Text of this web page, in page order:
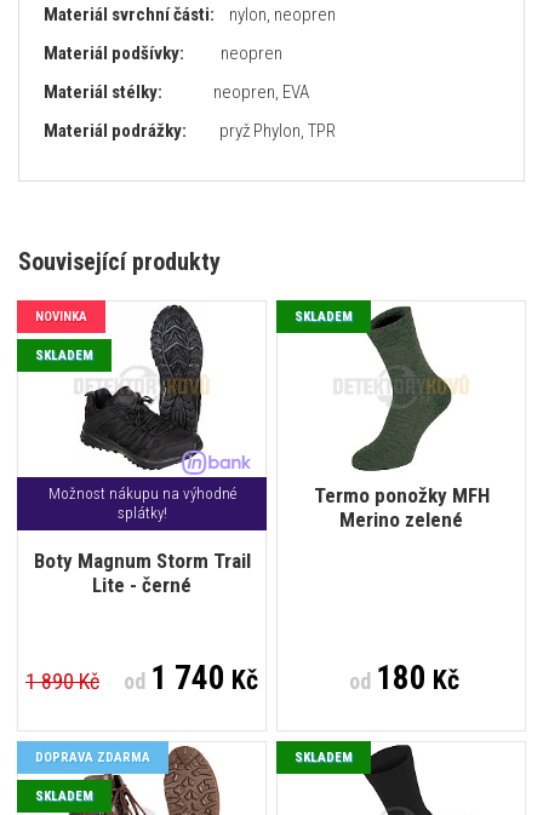
Materiál svrchní části: nylon, neopren
Materiál podšívky:
neopren
Materiál stélky: neopren, EVA
Materiál podrážky:
pryž Phylon, TPR
Související produkty
Možnost nákupu na výhodné
splátky!
Boty Magnum Storm Trail
Lite - černé
NOVINKA
SKLADEM
1 890 Kč od1 740 Kč
Termo ponožky MFH
Merino zelené
SKLADEM
od180 Kč
DOPRAVA ZDARMA
SKLADEM
SKLADEM